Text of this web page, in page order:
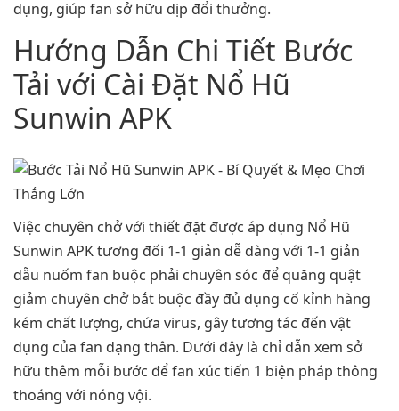
dụng, giúp fan sở hữu dịp đổi thưởng.
Hướng Dẫn Chi Tiết Bước
Tải với Cài Đặt Nổ Hũ
Sunwin APK
Việc chuyên chở với thiết đặt được áp dụng Nổ Hũ
Sunwin APK tương đối 1-1 giản dễ dàng với 1-1 giản
dẫu nuốm fan buộc phải chuyên sóc để quăng quật
giảm chuyên chở bắt buộc đầy đủ dụng cố kỉnh hàng
kém chất lượng, chứa virus, gây tương tác đến vật
dụng của fan dạng thân. Dưới đây là chỉ dẫn xem sở
hữu thêm mỗi bước để fan xúc tiến 1 biện pháp thông
thoáng với nóng vội.